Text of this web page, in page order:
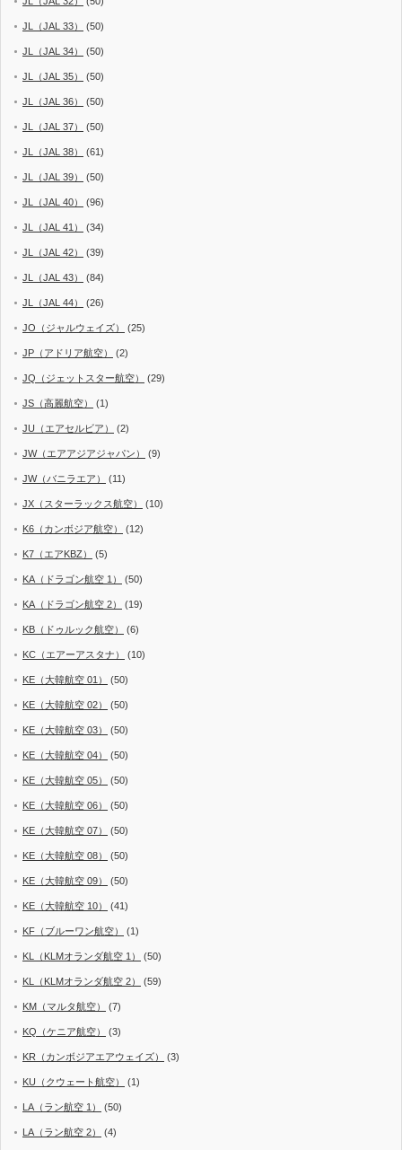
JL（JAL 33） (50)
JL（JAL 34） (50)
JL（JAL 35） (50)
JL（JAL 36） (50)
JL（JAL 37） (50)
JL（JAL 38） (61)
JL（JAL 39） (50)
JL（JAL 40） (96)
JL（JAL 41） (34)
JL（JAL 42） (39)
JL（JAL 43） (84)
JL（JAL 44） (26)
JO（ジャルウェイズ） (25)
JP（アドリア航空） (2)
JQ（ジェットスター航空） (29)
JS（高麗航空） (1)
JU（エアセルビア） (2)
JW（エアアジアジャパン） (9)
JW（バニラエア） (11)
JX（スターラックス航空） (10)
K6（カンボジア航空） (12)
K7（エアKBZ） (5)
KA（ドラゴン航空 1） (50)
KA（ドラゴン航空 2） (19)
KB（ドゥルック航空） (6)
KC（エアーアスタナ） (10)
KE（大韓航空 01） (50)
KE（大韓航空 02） (50)
KE（大韓航空 03） (50)
KE（大韓航空 04） (50)
KE（大韓航空 05） (50)
KE（大韓航空 06） (50)
KE（大韓航空 07） (50)
KE（大韓航空 08） (50)
KE（大韓航空 09） (50)
KE（大韓航空 10） (41)
KF（ブルーワン航空） (1)
KL（KLMオランダ航空 1） (50)
KL（KLMオランダ航空 2） (59)
KM（マルタ航空） (7)
KQ（ケニア航空） (3)
KR（カンボジアエアウェイズ） (3)
KU（クウェート航空） (1)
LA（ラン航空 1） (50)
LA（ラン航空 2） (4)